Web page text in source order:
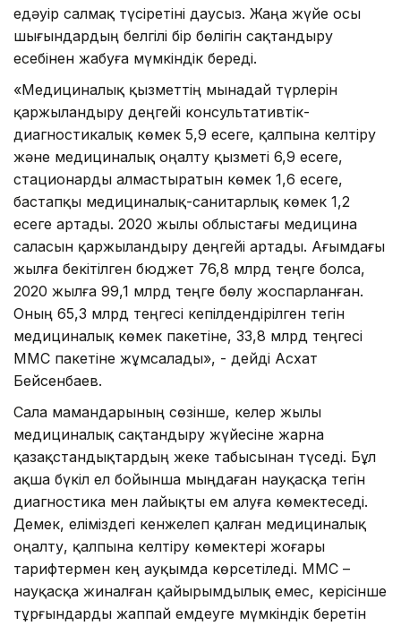
едәуір салмақ түсіретіні даусыз. Жаңа жүйе осы
шығындардың белгілі бір бөлігін сақтандыру
есебінен жабуға мүмкіндік береді.
«Медициналық қызметтің мынадай түрлерін
қаржыландыру деңгейі консультативтік-
диагностикалық көмек 5,9 есеге, қалпына келтіру
және медициналық оңалту қызметі 6,9 есеге,
стационарды алмастыратын көмек 1,6 есеге,
бастапқы медициналық-санитарлық көмек 1,2
есеге артады. 2020 жылы облыстағы медицина
саласын қаржыландыру деңгейі артады. Ағымдағы
жылға бекітілген бюджет 76,8 млрд теңге болса,
2020 жылға 99,1 млрд теңге бөлу жоспарланған.
Оның 65,3 млрд теңгесі кепілдендірілген тегін
медициналық көмек пакетіне, 33,8 млрд теңгесі
МӘМС пакетіне жұмсалады», - дейді Асхат
Бейсенбаев.
Сала мамандарының сөзінше, келер жылы
медициналық сақтандыру жүйесіне жарна
қазақстандықтардың жеке табысынан түседі. Бұл
ақша бүкіл ел бойынша мыңдаған науқасқа тегін
диагностика мен лайықты ем алуға көмектеседі.
Демек, еліміздегі кенжелеп қалған медициналық
оңалту, қалпына келтіру көмектері жоғары
тарифтермен кең ауқымда көрсетіледі. МӘМС –
науқасқа жиналған қайырымдылық емес, керісінше
тұрғындарды жаппай емдеуге мүмкіндік беретін